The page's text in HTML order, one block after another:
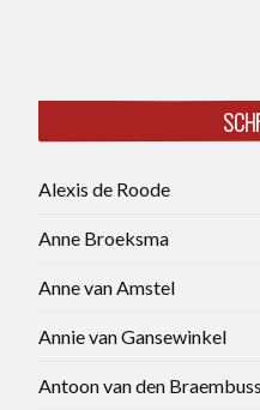
Alexis de Roode
Anne Broeksma
Anne van Amstel
Annie van Gansewinkel
Antoon van den